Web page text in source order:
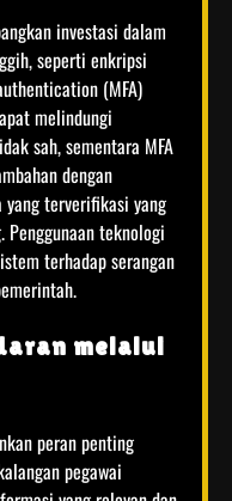
investasi dalam
seperti enkripsi
(MFA)
melindungi
sah, sementara MFA
dengan
yang terverifikasi yang
teknologi
terhadap serangan
melalui
peran penting
pegawai